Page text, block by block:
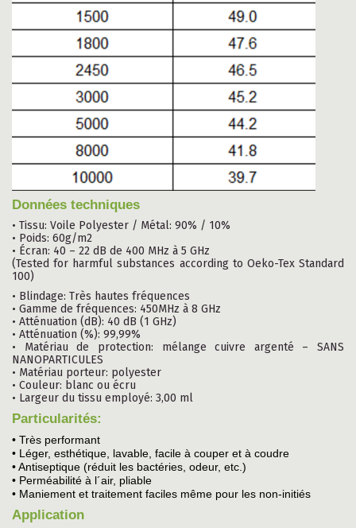
Données techniques
• Tissu: Voile Polyester / Métal: 90% / 10%
• Poids: 60g/m2
• Écran: 40 – 22 dB de 400 MHz à 5 GHz
(Tested for harmful substances according to Oeko-Tex Standard
100)
• Blindage: Très hautes fréquences
• Gamme de fréquences: 450MHz à 8 GHz
• Atténuation (dB): 40 dB (1 GHz)
• Atténuation (%): 99,99%
• Matériau de protection: mélange cuivre argenté – SANS
NANOPARTICULES
• Matériau porteur: polyester
• Couleur: blanc ou écru
• Largeur du tissu employé: 3,00 ml
Particularités:
• Très performant
• Léger, esthétique, lavable, facile à couper et à coudre
• Antiseptique (réduit les bactéries, odeur, etc.)
• Perméabilité à l´air, pliable
• Maniement et traitement faciles même pour les non-initiés
Application